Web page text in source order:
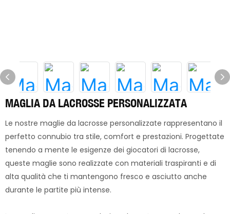
MAGLIA DA LACROSSE PERSONALIZZATA
Le nostre maglie da lacrosse personalizzate rappresentano il
perfetto connubio tra stile, comfort e prestazioni. Progettate
tenendo a mente le esigenze dei giocatori di lacrosse,
queste maglie sono realizzate con materiali traspiranti e di
alta qualità che ti mantengono fresco e asciutto anche
durante le partite più intense.